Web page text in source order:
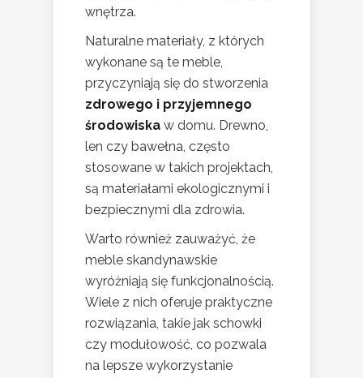
wnętrza.
Naturalne materiały, z których
wykonane są te meble,
przyczyniają się do stworzenia
zdrowego i przyjemnego
środowiska w domu. Drewno,
len czy bawełna, często
stosowane w takich projektach,
są materiałami ekologicznymi i
bezpiecznymi dla zdrowia.
Warto również zauważyć, że
meble skandynawskie
wyróżniają się funkcjonalnością.
Wiele z nich oferuje praktyczne
rozwiązania, takie jak schowki
czy modułowość, co pozwala
na lepsze wykorzystanie